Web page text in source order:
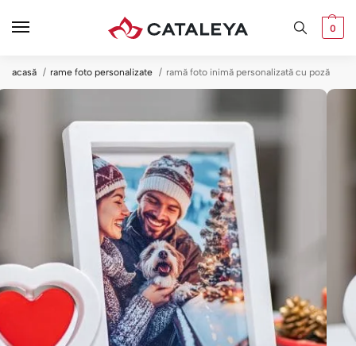
0
acasă rame foto personalizate ramă foto inimă personalizată cu poză